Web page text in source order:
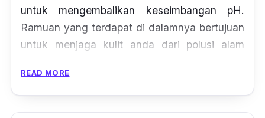
untuk mengembalikan keseimbangan pH.
Ramuan yang terdapat di dalamnya bertujuan
untuk menjaga kulit anda dari polusi alam
kekotoran.
READ MORE